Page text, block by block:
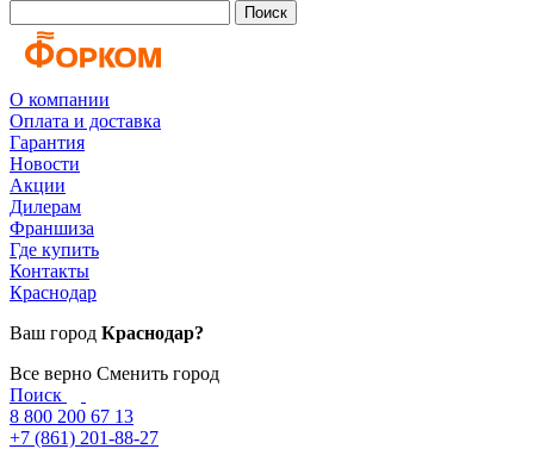
Поиск
О компании
Оплата и доставка
Гарантия
Новости
Акции
Дилерам
Франшиза
Где купить
Контакты
Краснодар
Ваш город Краснодар?
Все верно Сменить город
Поиск
8 800 200 67 13
+7 (861) 201-88-27